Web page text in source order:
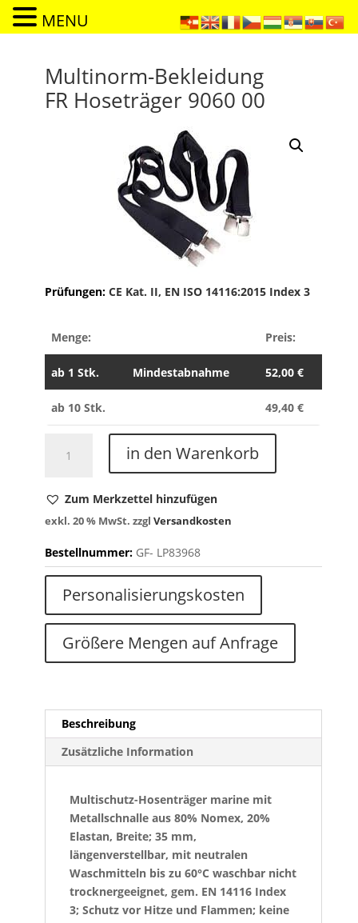
Multinorm-Bekleidung
FR Hoseträger 9060 00
Prüfungen:CE Kat. II, EN ISO 14116:2015 Index 3
Menge: Preis:
ab1 Stk. Mindestabnahme 52,00 €
ab 10 Stk. 49,40 €
Hoseträger
00
Menge
in den Warenkorb
Zum Merkzettel hinzufügen
exkl. 20 % MwSt. zzgl Versandkosten
Bestellnummer: GF- LP83968
Personalisierungskosten
Größere Mengen auf Anfrage
Beschreibung
Zusätzliche Information
Multischutz-Hosenträger marine mit
Metallschnalle aus 80% Nomex, 20%
Elastan, Breite; 35 mm,
längenverstellbar, mit neutralen
Waschmitteln bis zu 60°C waschbar nicht
trocknergeeignet, gem. EN 14116 Index
3; Schutz vor Hitze und Flammen; keine
MENU